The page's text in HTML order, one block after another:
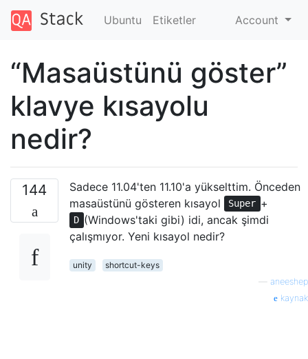
Ubuntu Etiketler Account
“Masaüstünü göster”
klavye kısayolu
nedir?
144
Sadece 11.04'ten 11.10'a yükselttim. Önceden
masaüstünü gösteren kısayol
Super +
D (Windows'taki gibi) idi, ancak şimdi
çalışmıyor. Yeni kısayol nedir?
unity
shortcut-keys
aneeshep
kaynak